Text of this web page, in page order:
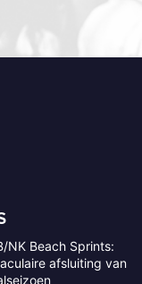
NK Beach Sprints:
afsluiting van